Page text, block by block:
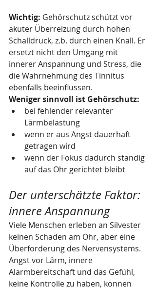
Wichtig: Gehörschutz schützt vor
akuter Überreizung durch hohen
Schalldruck, z.b. durch einen Knall. Er
ersetzt nicht den Umgang mit
innerer Anspannung und Stress, die
die Wahrnehmung des Tinnitus
ebenfalls beeinflussen.
Weniger sinnvoll ist Gehörschutz:
bei fehlender relevanter
Lärmbelastung
wenn er aus Angst dauerhaft
getragen wird
wenn der Fokus dadurch ständig
auf das Ohr gerichtet bleibt
Der unterschätzte Faktor:
innere Anspannung
Viele Menschen erleben an Silvester
keinen Schaden am Ohr, aber eine
Überforderung des Nervensystems.
Angst vor Lärm, innere
Alarmbereitschaft und das Gefühl,
keine Kontrolle zu haben, können